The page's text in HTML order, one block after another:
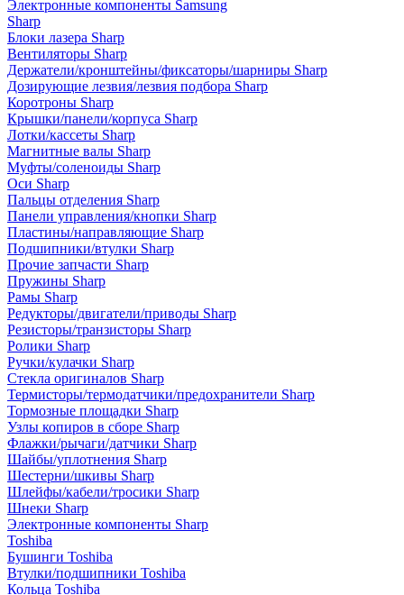
Электронные компоненты Samsung
Sharp
Блоки лазера Sharp
Вентиляторы Sharp
Держатели/кронштейны/фиксаторы/шарниры Sharp
Дозирующие лезвия/лезвия подбора Sharp
Коротроны Sharp
Крышки/панели/корпуса Sharp
Лотки/кассеты Sharp
Магнитные валы Sharp
Муфты/соленоиды Sharp
Оси Sharp
Пальцы отделения Sharp
Панели управления/кнопки Sharp
Пластины/направляющие Sharp
Подшипники/втулки Sharp
Прочие запчасти Sharp
Пружины Sharp
Рамы Sharp
Редукторы/двигатели/приводы Sharp
Резисторы/транзисторы Sharp
Ролики Sharp
Ручки/кулачки Sharp
Стекла оригиналов Sharp
Термисторы/термодатчики/предохранители Sharp
Тормозные площадки Sharp
Узлы копиров в сборе Sharp
Флажки/рычаги/датчики Sharp
Шайбы/уплотнения Sharp
Шестерни/шкивы Sharp
Шлейфы/кабели/тросики Sharp
Шнеки Sharp
Электронные компоненты Sharp
Toshiba
Бушинги Toshiba
Втулки/подшипники Toshiba
Кольца Toshiba